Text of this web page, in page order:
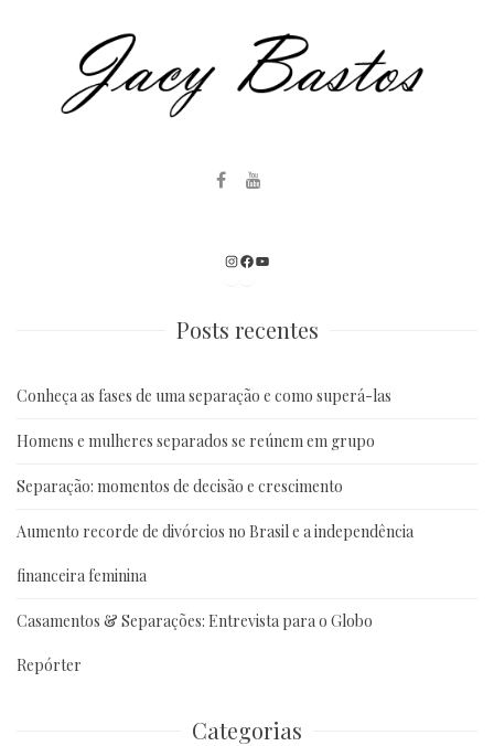
Posts recentes
Conheça as fases de uma separação e como superá-las
Homens e mulheres separados se reúnem em grupo
Separação: momentos de decisão e crescimento
Aumento recorde de divórcios no Brasil e a independência
financeira feminina
Casamentos & Separações: Entrevista para o Globo
Repórter
Categorias